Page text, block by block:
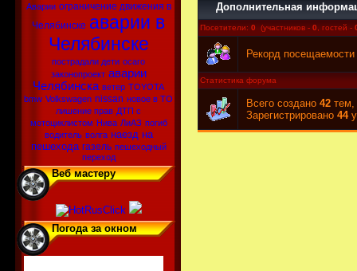
Аварии ограничение движения в
Челябинске аварии в
Челябинске
пострадали дети осаго
законопроект аварии
Челябинска ветер TOYOTA
bmw Volkswagen nissan новое в ТО
лишение прав ДТП с
мотоциклистом Нива ЛиАЗ погиб
водитель волга наезд на
пешехода газель пешеходный
переход
Веб мастеру
Погода за окном
Дополнительная
Посетители: 0 (участников - 0 , гостей -
Рекорд
Статистика форума
Всего создано 42 тем,
Зарегистрировано 44